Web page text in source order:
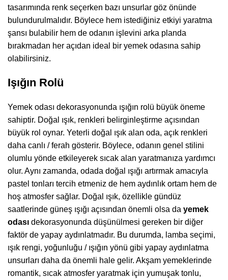
tasarımında renk seçerken bazı unsurlar göz önünde
bulundurulmalıdır. Böylece hem istediğiniz etkiyi yaratma
şansı bulabilir hem de odanın işlevini arka planda
bırakmadan her açıdan ideal bir yemek odasına sahip
olabilirsiniz.
Işığın Rolü
Yemek odası dekorasyonunda ışığın rolü büyük öneme
sahiptir. Doğal ışık, renkleri belirginleştirme açısından
büyük rol oynar. Yeterli doğal ışık alan oda, açık renkleri
daha canlı / ferah gösterir. Böylece, odanın genel stilini
olumlu yönde etkileyerek sıcak alan yaratmanıza yardımcı
olur. Aynı zamanda, odada doğal ışığı artırmak amacıyla
pastel tonları tercih etmeniz de hem aydınlık ortam hem de
hoş atmosfer sağlar. Doğal ışık, özellikle gündüz
saatlerinde güneş ışığı açısından önemli olsa da yemek
odası dekorasyonunda düşünülmesi gereken bir diğer
faktör de yapay aydınlatmadır. Bu durumda, lamba seçimi,
ışık rengi, yoğunluğu / ışığın yönü gibi yapay aydınlatma
unsurları daha da önemli hale gelir. Akşam yemeklerinde
romantik, sıcak atmosfer yaratmak için yumuşak tonlu,